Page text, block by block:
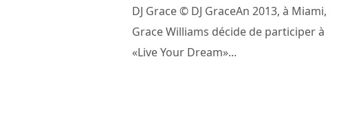
DJ Grace © DJ GraceAn 2013, à Miami,
Grace Williams décide de participer à
«Live Your Dream»...